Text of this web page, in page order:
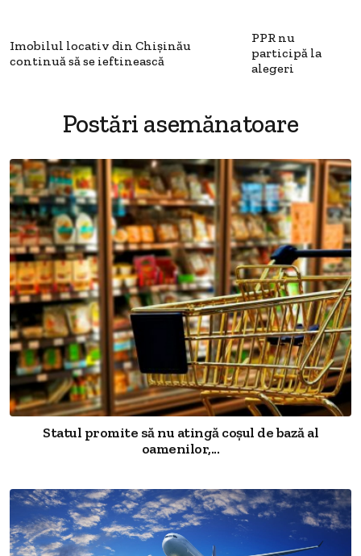
Imobilul locativ din Chişinău
continuă să se ieftinească
PPR nu
participă la
alegeri
Postări asemănatoare
Statul promite să nu atingă coșul de bază al
oamenilor,...